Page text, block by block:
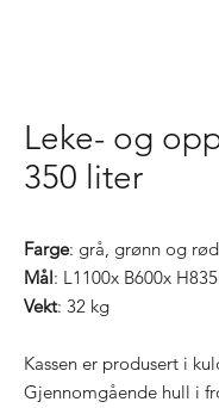
Leke- og
350 liter
Farge: grå, grønn og rød
Mål: L1100x B600x
Vekt: 32 kg
Kassen er produsert i
Gjennomgående hull i